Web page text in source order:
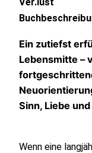
Ein zutiefst
Lebensmitte –
Sinn, Liebe
Wenn eine